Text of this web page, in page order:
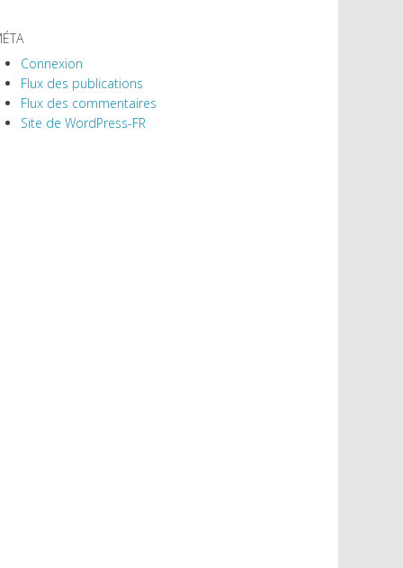
Connexion
Flux des publications
Flux des commentaires
Site de WordPress-FR